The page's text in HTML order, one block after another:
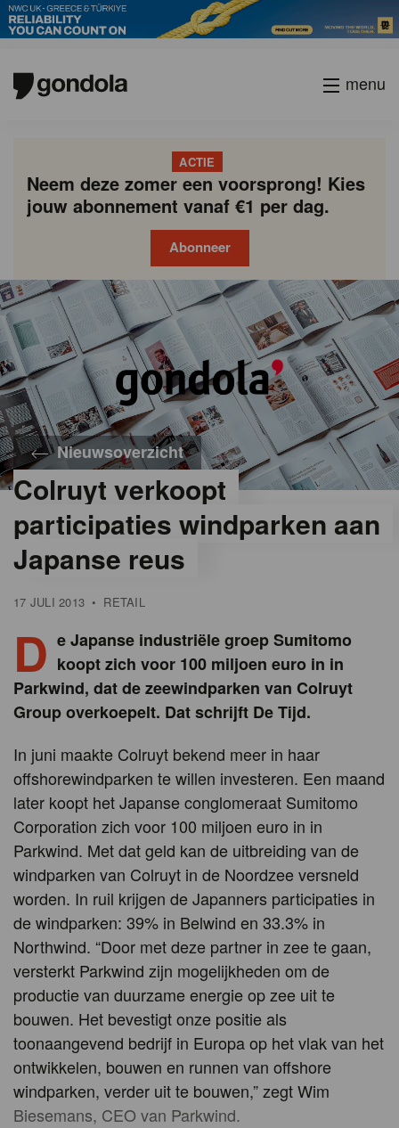
menu
ACTIE
Neem deze zomer een voorsprong! Kies
jouw abonnement vanaf €1 per dag.
Abonneer
Nieuwsoverzicht
Colruyt verkoopt
participaties windparken aan
Japanse reus
17 JULI 2013 • RETAIL
D e Japanse industriële groep Sumitomo
koopt zich voor 100 miljoen euro in in
Parkwind, dat de zeewindparken van Colruyt
Group overkoepelt. Dat schrijft De Tijd.
In juni maakte Colruyt bekend meer in haar
offshorewindparken te willen investeren. Een maand
later koopt het Japanse conglomeraat Sumitomo
Corporation zich voor 100 miljoen euro in in
Parkwind. Met dat geld kan de uitbreiding van de
windparken van Colruyt in de Noordzee versneld
worden. In ruil krijgen de Japanners participaties in
de windparken: 39% in Belwind en 33.3% in
Northwind. “Door met deze partner in zee te gaan,
versterkt Parkwind zijn mogelijkheden om de
productie van duurzame energie op zee uit te
bouwen. Het bevestigt onze positie als
toonaangevend bedrijf in Europa op het vlak van het
ontwikkelen, bouwen en runnen van offshore
windparken, verder uit te bouwen,” zegt Wim
Biesemans, CEO van Parkwind.
Gondola
academy
Gondola
society